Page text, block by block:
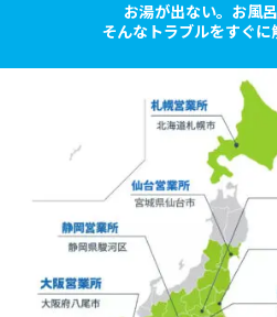
お湯が出ない。お風
そんなトラブルをすぐに